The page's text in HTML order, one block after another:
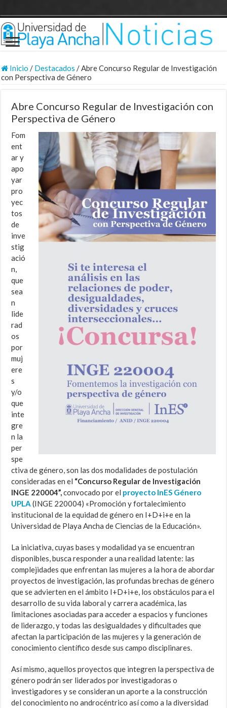
Inicio / Destacados /Abre Concurso Regular de Investigación
con Perspectiva de Género
Abre Concurso Regular de Investigación con
Perspectiva de Género
Fom
ent
ar y
apo
yar
pro
yec
tos
de
inve
stig
ació
n,
que
sea
n
lide
rad
os
por
muj
ere
s
y/o
que
inte
gre
n la
per
spe
ctiva de género, son las dos modalidades de postulación
consideradas en el “Concurso Regular de Investigación
INGE 220004”,convocado por el proyecto InES Género
UPLA (INGE 220004) «Promoción y fortalecimiento
institucional de la equidad de género en I+D+i+e en la
Universidad de Playa Ancha de Ciencias de la Educación».
La iniciativa, cuyas bases y modalidad ya se encuentran
disponibles, busca responder a una realidad latente: las
complejidades que enfrentan las mujeres a la hora de abordar
proyectos de investigación, las profundas brechas de género
que se advierten en el ámbito I+D+i+e, los obstáculos para el
desarrollo de su vida laboral y carrera académica, las
limitaciones asociadas para acceder a espacios y funciones
de liderazgo, y todas las desigualdades y dificultades que
afectan la participación de las mujeres y la generación de
conocimiento científico desde sus campo disciplinares.
Así mismo, aquellos proyectos que integren la perspectiva de
género podrán ser liderados por investigadoras o
investigadores y se consideran un aporte a la construcción
del conocimiento no androcéntrico así como a la diversidad